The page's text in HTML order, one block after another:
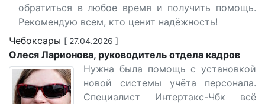
обратиться в любое время и получить помощь.
Рекомендую всем, кто ценит надёжность!
Чебоксары [ 27.04.2026 ]
Олеся Ларионова, руководитель отдела кадров
Нужна была помощь с установкой
новой системы учёта персонала.
Специалист Интертакс-Чбк всё